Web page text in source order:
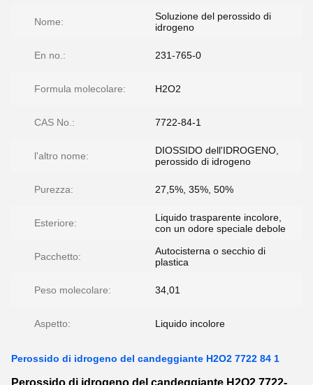
Nome:
Soluzione del perossido di
idrogeno
En no.: 231-765-0
Formula molecolare: H2O2
CAS No.: 7722-84-1
l'altro nome:
DIOSSIDO dell'IDROGENO,
perossido di idrogeno
Purezza: 27,5%, 35%, 50%
Esteriore:
Liquido trasparente incolore,
con un odore speciale debole
Pacchetto:
Autocisterna o secchio di
plastica
Peso molecolare: 34,01
Aspetto: Liquido incolore
Perossido di idrogeno del candeggiante H2O2 7722 84 1
Perossido di idrogeno del candeggiante H2O2 7722-